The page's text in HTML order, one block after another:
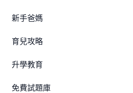
新手爸媽
育兒攻略
升學教育
免費試題庫